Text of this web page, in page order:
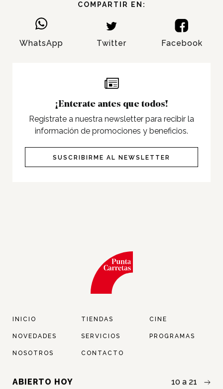
Inicio
Tiendas
Gift Cards y Colectivos
Pet Friendly
Servicios
Nosotros
¡Enterate antes que todos!
Registrate a nuestra newsletter para recibir la
información de promociones y beneficios.
SUSCRIBIRME AL NEWSLETTER
COMPARTIR EN:
WhatsApp Twitter Facebook
INICIO TIENDAS CINE
NOVEDADES SERVICIOS PROGRAMAS
NOSOTROS CONTACTO
ABIERTO HOY
10 a 21